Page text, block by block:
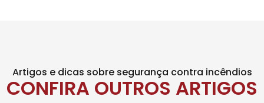
Artigos e dicas sobre segurança contra incêndios
CONFIRA OUTROS ARTIGOS